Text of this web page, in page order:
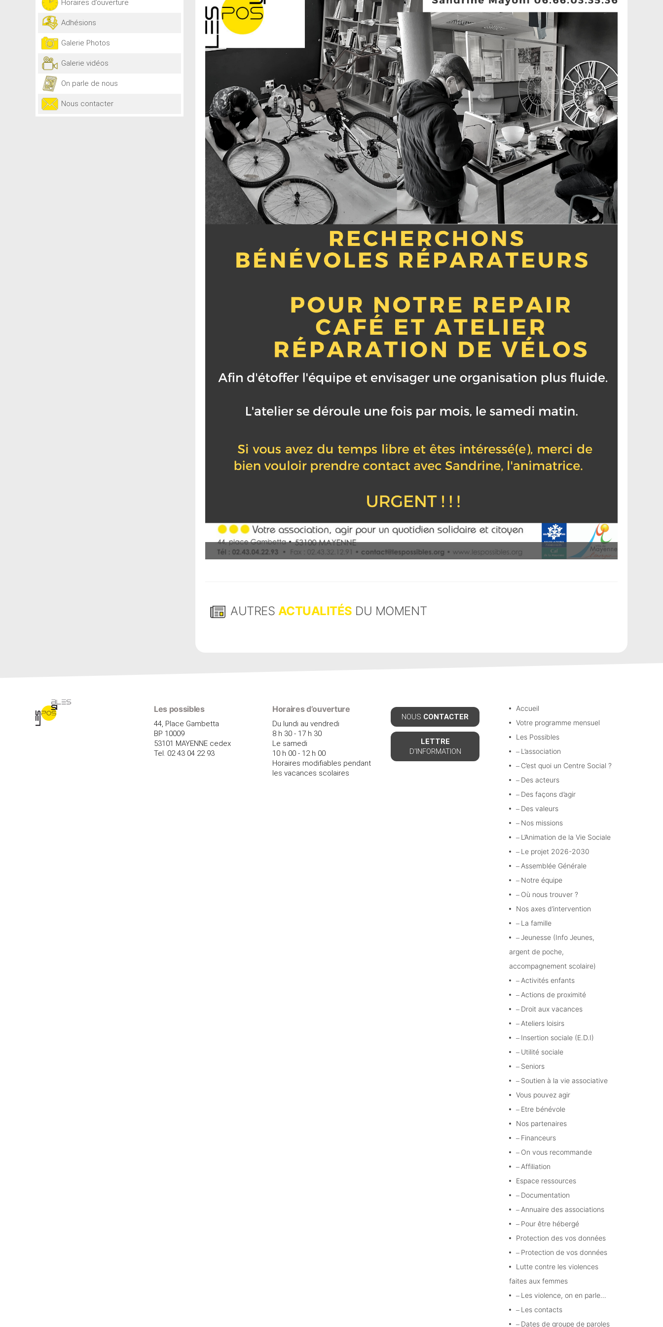
AUTRES ACTUALITÉS DU MOMENT
Horaires d’ouverture
Adhésions
Galerie Photos
Galerie vidéos
On parle de nous
Nous contacter
Les possibles
44, Place Gambetta
BP 10009
53101 MAYENNE cedex
Tel. 02 43 04 22 93
Horaires d’ouverture
Du lundi au vendredi
8 h 30 - 17 h 30
Le samedi
10 h 00 - 12 h 00
Horaires modifiables pendant
les vacances scolaires
NOUS CONTACTER
LETTRE
D'INFORMATION
Accueil
Votre programme mensuel
Les Possibles
L’association
C’est quoi un Centre Social ?
Des acteurs
Des façons d’agir
Des valeurs
Nos missions
L’Animation de la Vie Sociale
Le projet 2026-2030
Assemblée Générale
Notre équipe
Où nous trouver ?
Nos axes d’intervention
La famille
Jeunesse (Info Jeunes,
argent de poche,
accompagnement scolaire)
Activités enfants
Actions de proximité
Droit aux vacances
Ateliers loisirs
Insertion sociale (E.D.I)
Utilité sociale
Seniors
Soutien à la vie associative
Vous pouvez agir
Etre bénévole
Nos partenaires
Financeurs
On vous recommande
Affiliation
Espace ressources
Documentation
Annuaire des associations
Pour être hébergé
Protection des vos données
Protection de vos données
Lutte contre les violences
faites aux femmes
Les violence, on en parle…
Les contacts
Dates de groupe de paroles